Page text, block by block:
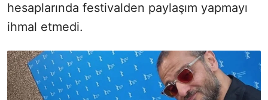
hesaplarında festivalden paylaşım yapmayı
ihmal etmedi.